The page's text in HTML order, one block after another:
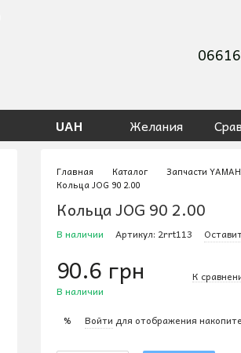
UAH Желания
Главная Каталог
Запчасти
Кольца JOG 90 2.00
Кольца JOG 90 2.00
В наличии Артикул: 2rrt113
90.6 грн
В наличии
К
% Войти для отображения